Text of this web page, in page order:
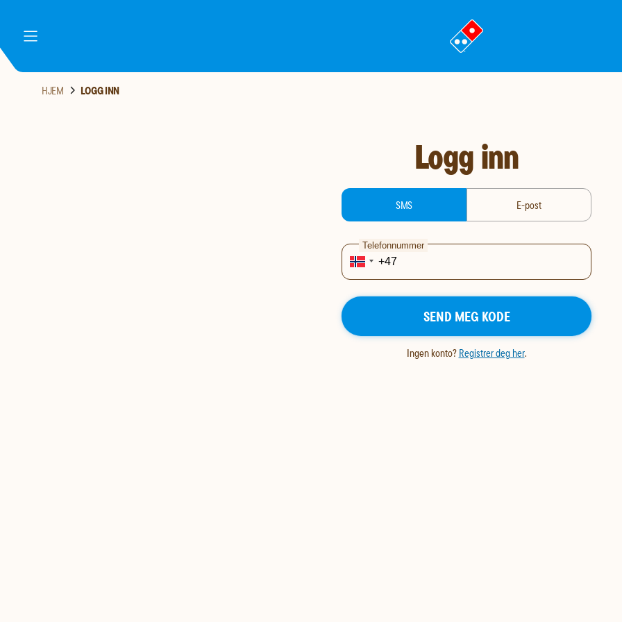
meny
til
HJEM LOGG INN
Logg inn
login-type
SMS E-post
Telefonnummer
SEND MEG KODE
Ingen konto? Registrer deg her.